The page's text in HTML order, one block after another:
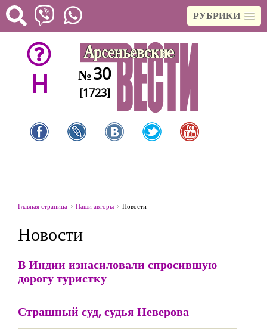
РУБРИКИ
H №30
[1723]
Главная страница Наши авторы Новости
Новости
В Индии изнасиловали спросившую
дорогу туристку
Страшный суд, судья Неверова